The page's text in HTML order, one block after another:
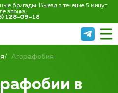
бригады. Выезд в течение 5 минут
звонка:
128-09-18
Агорафобия
в